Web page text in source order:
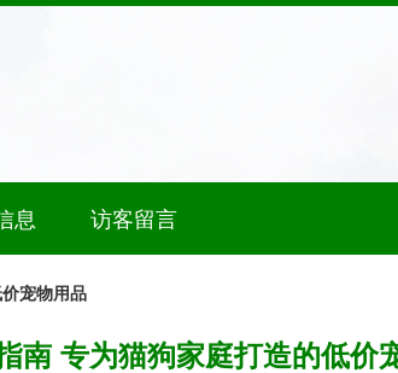
息 访客留言
宠物用品
南 专为猫狗家庭打造的低价